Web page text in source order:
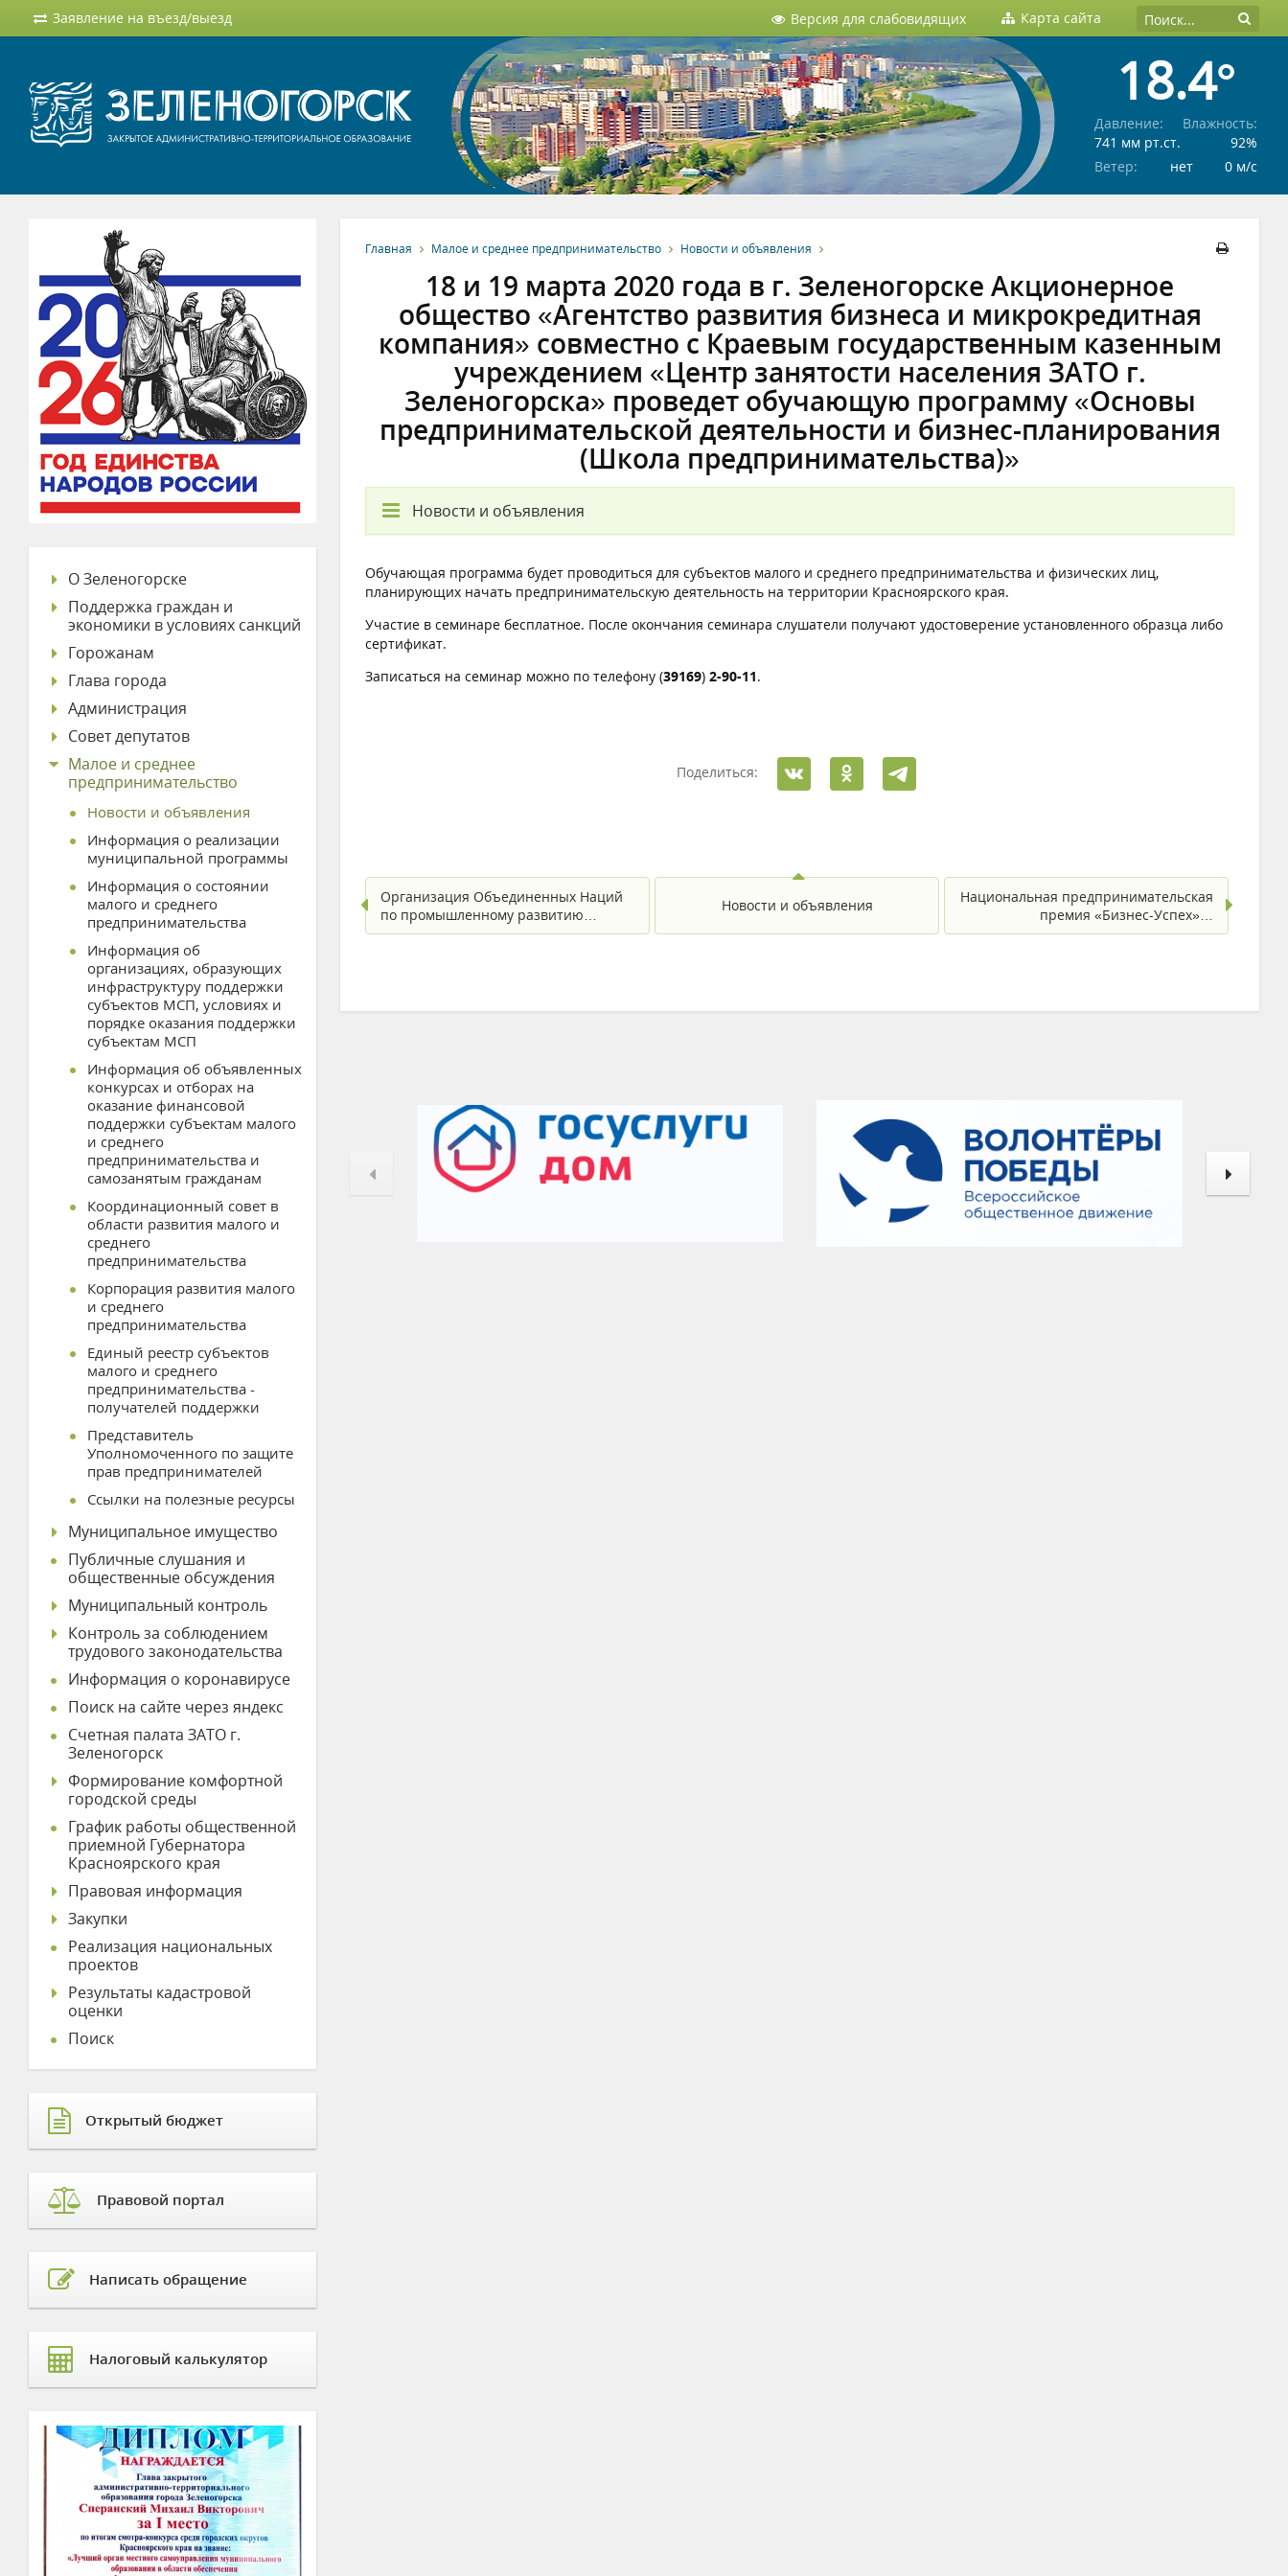
Заявление на въезд/выезд Версия для слабовидящих Карта сайта
18.4°
Давление:
741 мм рт.ст.
Влажность:
92%
Ветер:
нет 0 м/c
Главная Малое и среднее предпринимательство Новости и объявления
18 и 19 марта 2020 года в г. Зеленогорске Акционерное
общество «Агентство развития бизнеса и микрокредитная
компания» совместно с Краевым государственным казенным
учреждением «Центр занятости населения ЗАТО г.
Зеленогорска» проведет обучающую программу «Основы
предпринимательской деятельности и бизнес-планирования
(Школа предпринимательства)»
Новости и объявления
Обучающая программа будет проводиться для субъектов малого и среднего предпринимательства и физических лиц,
планирующих начать предпринимательскую деятельность на территории Красноярского края.
Участие в семинаре бесплатное. После окончания семинара слушатели получают удостоверение установленного образца либо
сертификат.
Записаться на семинар можно по телефону (39169) 2-90-11.
Поделиться:
Организация Объединенных Наций
по промышленному развитию…
Новости и объявления
Национальная предпринимательская
премия «Бизнес-Успех»…
О Зеленогорске
Поддержка граждан и
экономики в условиях санкций
Горожанам
Глава города
Администрация
Совет депутатов
Малое и среднее
предпринимательство
Новости и объявления
Информация о реализации
муниципальной программы
Информация о состоянии
малого и среднего
предпринимательства
Информация об
организациях, образующих
инфраструктуру поддержки
субъектов МСП, условиях и
порядке оказания поддержки
субъектам МСП
Информация об объявленных
конкурсах и отборах на
оказание финансовой
поддержки субъектам малого
и среднего
предпринимательства и
самозанятым гражданам
Координационный совет в
области развития малого и
среднего
предпринимательства
Корпорация развития малого
и среднего
предпринимательства
Единый реестр субъектов
малого и среднего
предпринимательства -
получателей поддержки
Представитель
Уполномоченного по защите
прав предпринимателей
Ссылки на полезные ресурсы
Муниципальное имущество
Публичные слушания и
общественные обсуждения
Муниципальный контроль
Контроль за соблюдением
трудового законодательства
Информация о коронавирусе
Поиск на сайте через яндекс
Счетная палата ЗАТО г.
Зеленогорск
Формирование комфортной
городской среды
График работы общественной
приемной Губернатора
Красноярского края
Правовая информация
Закупки
Реализация национальных
проектов
Результаты кадастровой
оценки
Поиск
Открытый бюджет
Правовой портал
Написать обращение
Налоговый калькулятор